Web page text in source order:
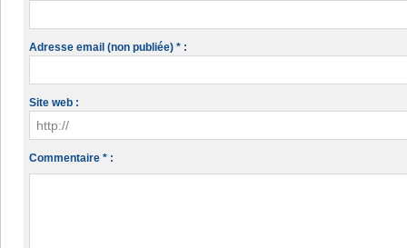
Adresse email (non publiée) * :
Site web :
Commentaire * :